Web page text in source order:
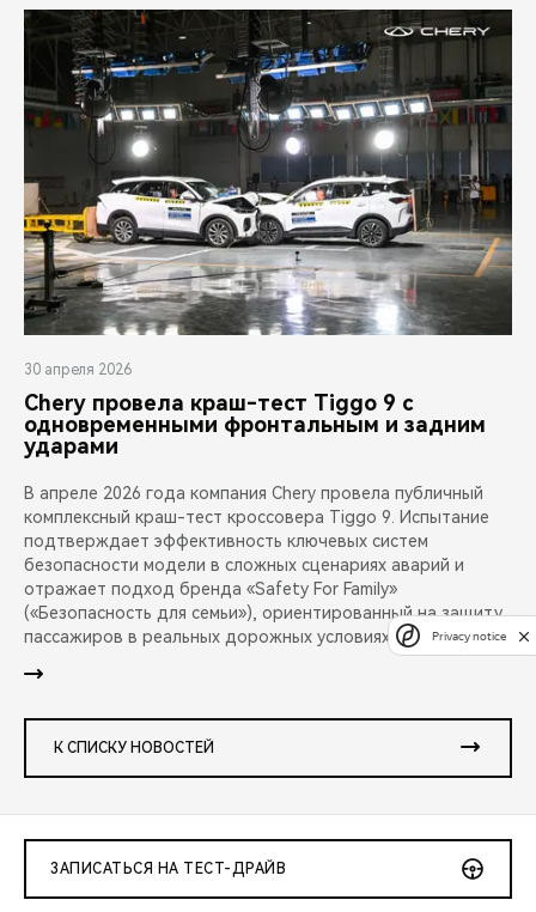
30 апреля 2026
Chery провела краш-тест Tiggo 9 с
одновременными фронтальным и задним
ударами
В апреле 2026 года компания Chery провела публичный
комплексный краш-тест кроссовера Tiggo 9. Испытание
подтверждает эффективность ключевых систем
безопасности модели в сложных сценариях аварий и
отражает подход бренда «Safety For Family»
(«Безопасность для семьи»), ориентированный на защиту
пассажиров в реальных дорожных условиях.
К СПИСКУ НОВОСТЕЙ
ЗАПИСАТЬСЯ НА ТЕСТ-ДРАЙВ
Privacy notice